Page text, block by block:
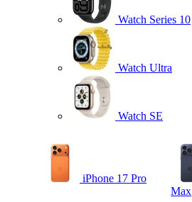
Watch Series 10
Watch Ultra
Watch SE
iPhone 17 Pro
Max